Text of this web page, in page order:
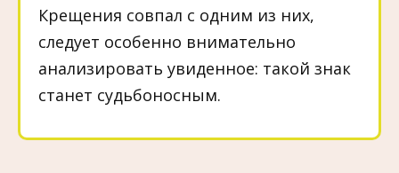
Крещения совпал с одним из них,
следует особенно внимательно
анализировать увиденное: такой знак
станет судьбоносным.